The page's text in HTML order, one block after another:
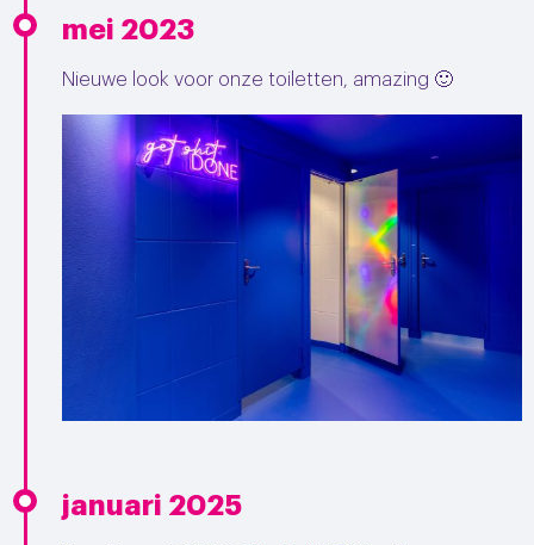
mei 2023
Nieuwe look voor onze toiletten, amazing 🙂
januari 2025